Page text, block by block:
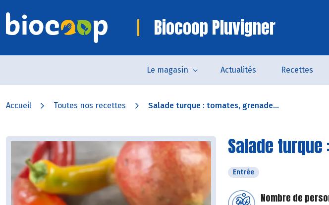
Biocoop Pluvigner
Le magasin Actualités Recettes
Accueil Toutes nos recettes Salade turque : tomates, grenade...
Salade
Entrée
Nombre de